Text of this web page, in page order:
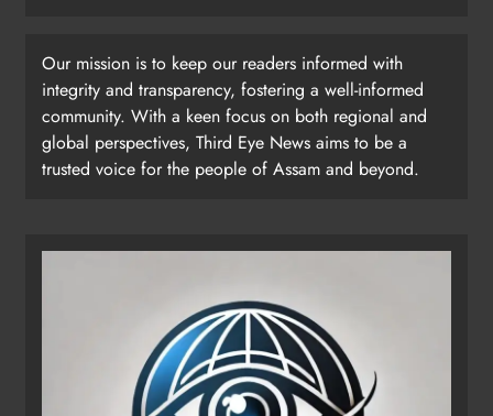
Our mission is to keep our readers informed with
integrity and transparency, fostering a well-informed
community. With a keen focus on both regional and
global perspectives, Third Eye News aims to be a
trusted voice for the people of Assam and beyond.